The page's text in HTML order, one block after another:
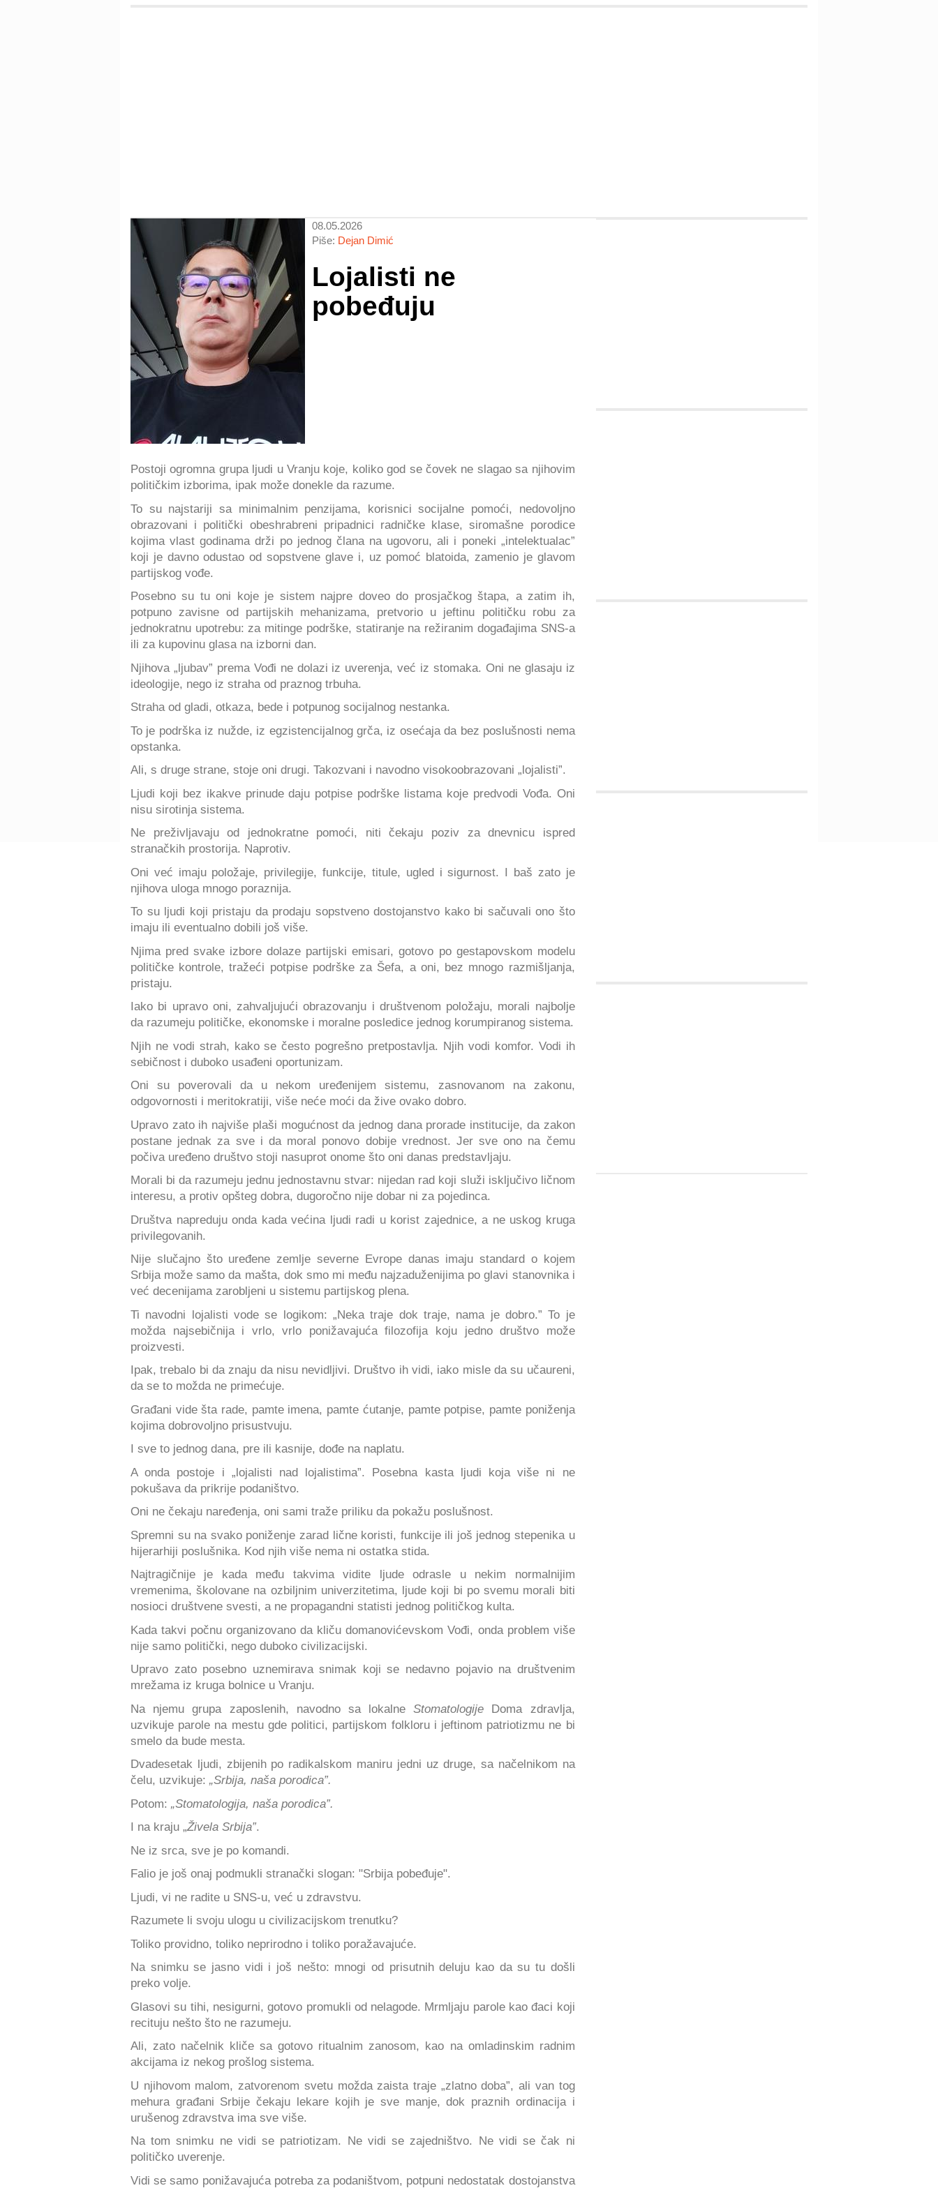
08.05.2026
Piše: Dejan Dimić
Lojalisti ne
pobeđuju
Postoji ogromna grupa ljudi u Vranju koje, koliko god se čovek ne slagao sa njihovim
političkim izborima, ipak može donekle da razume.
To su najstariji sa minimalnim penzijama, korisnici socijalne pomoći, nedovoljno
obrazovani i politički obeshrabreni pripadnici radničke klase, siromašne porodice
kojima vlast godinama drži po jednog člana na ugovoru, ali i poneki „intelektualac”
koji je davno odustao od sopstvene glave i, uz pomoć blatoida, zamenio je glavom
partijskog vođe.
Posebno su tu oni koje je sistem najpre doveo do prosjačkog štapa, a zatim ih,
potpuno zavisne od partijskih mehanizama, pretvorio u jeftinu političku robu za
jednokratnu upotrebu: za mitinge podrške, statiranje na režiranim događajima SNS-a
ili za kupovinu glasa na izborni dan.
Njihova „ljubav” prema Vođi ne dolazi iz uverenja, već iz stomaka. Oni ne glasaju iz
ideologije, nego iz straha od praznog trbuha.
Straha od gladi, otkaza, bede i potpunog socijalnog nestanka.
To je podrška iz nužde, iz egzistencijalnog grča, iz osećaja da bez poslušnosti nema
opstanka.
Ali, s druge strane, stoje oni drugi. Takozvani i navodno visokoobrazovani „lojalisti”.
Ljudi koji bez ikakve prinude daju potpise podrške listama koje predvodi Vođa. Oni
nisu sirotinja sistema.
Ne preživljavaju od jednokratne pomoći, niti čekaju poziv za dnevnicu ispred
stranačkih prostorija. Naprotiv.
Oni već imaju položaje, privilegije, funkcije, titule, ugled i sigurnost. I baš zato je
njihova uloga mnogo poraznija.
To su ljudi koji pristaju da prodaju sopstveno dostojanstvo kako bi sačuvali ono što
imaju ili eventualno dobili još više.
Njima pred svake izbore dolaze partijski emisari, gotovo po gestapovskom modelu
političke kontrole, tražeći potpise podrške za Šefa, a oni, bez mnogo razmišljanja,
pristaju.
Iako bi upravo oni, zahvaljujući obrazovanju i društvenom položaju, morali najbolje
da razumeju političke, ekonomske i moralne posledice jednog korumpiranog sistema.
Njih ne vodi strah, kako se često pogrešno pretpostavlja. Njih vodi komfor. Vodi ih
sebičnost i duboko usađeni oportunizam.
Oni su poverovali da u nekom uređenijem sistemu, zasnovanom na zakonu,
odgovornosti i meritokratiji, više neće moći da žive ovako dobro.
Upravo zato ih najviše plaši mogućnost da jednog dana prorade institucije, da zakon
postane jednak za sve i da moral ponovo dobije vrednost. Jer sve ono na čemu
počiva uređeno društvo stoji nasuprot onome što oni danas predstavljaju.
Morali bi da razumeju jednu jednostavnu stvar: nijedan rad koji služi isključivo ličnom
interesu, a protiv opšteg dobra, dugoročno nije dobar ni za pojedinca.
Društva napreduju onda kada većina ljudi radi u korist zajednice, a ne uskog kruga
privilegovanih.
Nije slučajno što uređene zemlje severne Evrope danas imaju standard o kojem
Srbija može samo da mašta, dok smo mi među najzaduženijima po glavi stanovnika i
već decenijama zarobljeni u sistemu partijskog plena.
Ti navodni lojalisti vode se logikom: „Neka traje dok traje, nama je dobro.” To je
možda najsebičnija i vrlo, vrlo ponižavajuća filozofija koju jedno društvo može
proizvesti.
Ipak, trebalo bi da znaju da nisu nevidljivi. Društvo ih vidi, iako misle da su učaureni,
da se to možda ne primećuje.
Građani vide šta rade, pamte imena, pamte ćutanje, pamte potpise, pamte poniženja
kojima dobrovoljno prisustvuju.
I sve to jednog dana, pre ili kasnije, dođe na naplatu.
A onda postoje i „lojalisti nad lojalistima”. Posebna kasta ljudi koja više ni ne
pokušava da prikrije podaništvo.
Oni ne čekaju naređenja, oni sami traže priliku da pokažu poslušnost.
Spremni su na svako poniženje zarad lične koristi, funkcije ili još jednog stepenika u
hijerarhiji poslušnika. Kod njih više nema ni ostatka stida.
Najtragičnije je kada među takvima vidite ljude odrasle u nekim normalnijim
vremenima, školovane na ozbiljnim univerzitetima, ljude koji bi po svemu morali biti
nosioci društvene svesti, a ne propagandni statisti jednog političkog kulta.
Kada takvi počnu organizovano da kliču domanovićevskom Vođi, onda problem više
nije samo politički, nego duboko civilizacijski.
Upravo zato posebno uznemirava snimak koji se nedavno pojavio na društvenim
mrežama iz kruga bolnice u Vranju.
Na njemu grupa zaposlenih, navodno sa lokalneStomatologije Doma zdravlja,
uzvikuje parole na mestu gde politici, partijskom folkloru i jeftinom patriotizmu ne bi
smelo da bude mesta.
Dvadesetak ljudi, zbijenih po radikalskom maniru jedni uz druge, sa načelnikom na
čelu, uzvikuje: „Srbija, naša porodica”.
Potom:
„Stomatologija, naša porodica”.
I na kraju „Živela Srbija”.
Ne iz srca, sve je po komandi.
Falio je još onaj podmukli stranački slogan: "Srbija pobeđuje".
Ljudi, vi ne radite u SNS-u, već u zdravstvu.
Razumete li svoju ulogu u civilizacijskom trenutku?
Toliko providno, toliko neprirodno i toliko poražavajuće.
Na snimku se jasno vidi i još nešto: mnogi od prisutnih deluju kao da su tu došli
preko volje.
Glasovi su tihi, nesigurni, gotovo promukli od nelagode. Mrmljaju parole kao đaci koji
recituju nešto što ne razumeju.
Ali, zato načelnik kliče sa gotovo ritualnim zanosom, kao na omladinskim radnim
akcijama iz nekog prošlog sistema.
U njihovom malom, zatvorenom svetu možda zaista traje „zlatno doba”, ali van tog
mehura građani Srbije čekaju lekare kojih je sve manje, dok praznih ordinacija i
urušenog zdravstva ima sve više.
Na tom snimku ne vidi se patriotizam. Ne vidi se zajedništvo. Ne vidi se čak ni
političko uverenje.
Vidi se samo ponižavajuća potreba za podaništvom, potpuni nedostatak dostojanstva